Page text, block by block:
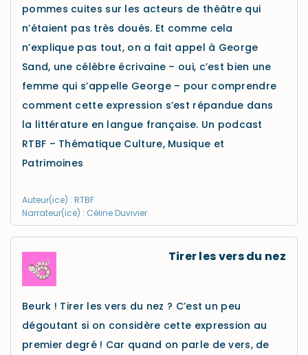
pommes cuites sur les acteurs de théâtre qui
n’étaient pas très doués. Et comme cela
n’explique pas tout, on a fait appel à George
Sand, une célèbre écrivaine – oui, c’est bien une
femme qui s’appelle George – pour comprendre
comment cette expression s’est répandue dans
la littérature en langue française. Un podcast
RTBF – Thématique Culture, Musique et
Patrimoines
Auteur(ice) : RTBF
Narrateur(ice) : Céline Duvivier
Tirer les vers du nez
Beurk ! Tirer les vers du nez ? C’est un peu
dégoutant si on considère cette expression au
premier degré ! Car quand on parle de vers, de